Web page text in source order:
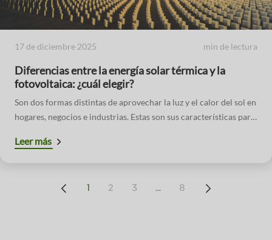
17 de diciembre 2025 min de lectura
Diferencias entre la energía solar térmica y la
fotovoltaica: ¿cuál elegir?
Son dos formas distintas de aprovechar la luz y el calor del sol en
hogares, negocios e industrias. Estas son sus características para
autoconsumo.
Leer más
1 2 3 ... 8